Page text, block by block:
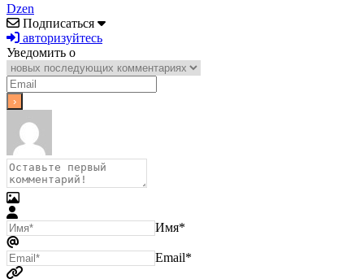
Dzen
Подписаться
авторизуйтесь
Уведомить о
Имя*
Email*